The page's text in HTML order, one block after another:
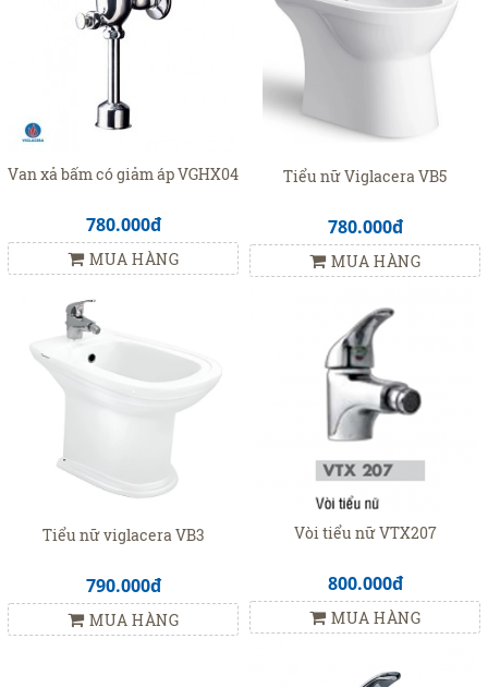
Van xả bấm có giảm áp VGHX04
780.000đ
MUA HÀNG
Tiểu nữ Viglacera VB5
780.000đ
MUA HÀNG
Tiểu nữ viglacera VB3
790.000đ
MUA HÀNG
Vòi tiểu nữ VTX207
800.000đ
MUA HÀNG